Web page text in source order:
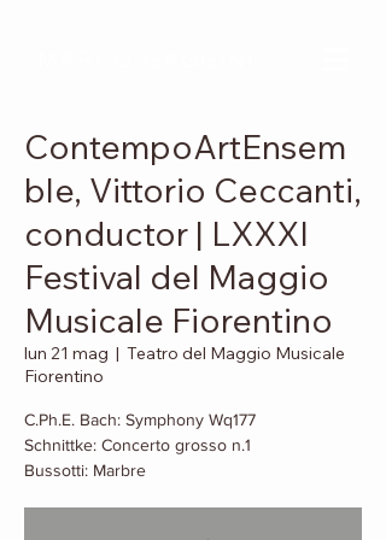
ContempoArtEnsem
ble, Vittorio Ceccanti,
conductor | LXXXI
Festival del Maggio
Musicale Fiorentino
lun 21 mag
  |
Teatro del Maggio Musicale
Fiorentino
C.Ph.E. Bach: Symphony Wq177
Schnittke: Concerto grosso n.1
Bussotti: Marbre